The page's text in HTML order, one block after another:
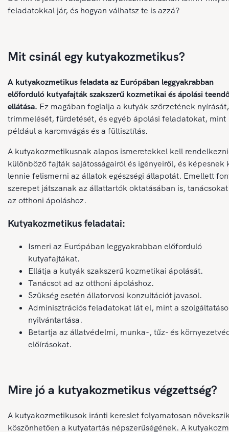
feladatokkal jár, és hogyan válhatsz te is azzá?
Mit csinál egy kutyakozmetikus?
A kutyakozmetikus feladata az Európában leggyakrabban
előforduló kutyafajták szakszerű kozmetikai és ápolási
ellátása. Ez magában foglalja a kutyák szőrzetének nyírását,
trimmelését, fürdetését, és egyéb ápolási feladatokat, mint
például a karomvágás és a fültisztítás.
A kutyakozmetikusnak alapos ismeretekkel kell
különböző fajták sajátosságairól és igényeiről, és képesnek
lennie felismerni az állatok egészségi állapotát. Emellett
szerepet játszanak az állattartók oktatásában is,
az otthoni ápoláshoz.
Kutyakozmetikus feladatai:
Ismeri az Európában leggyakrabban előforduló
kutyafajtákat.
Ellátja a kutyák szakszerű kozmetikai ápolását.
Tanácsot ad az otthoni ápoláshoz.
Szükség esetén állatorvosi konzultációt javasol.
Adminisztrációs feladatokat lát el, mint a
nyilvántartása.
Betartja az állatvédelmi, munka-, tűz- és
előírásokat.
Mire jó a kutyakozmetikus végzettség?
A kutyakozmetikusok iránti kereslet folyamatosan
köszönhetően a kutyatartás népszerűségének. A